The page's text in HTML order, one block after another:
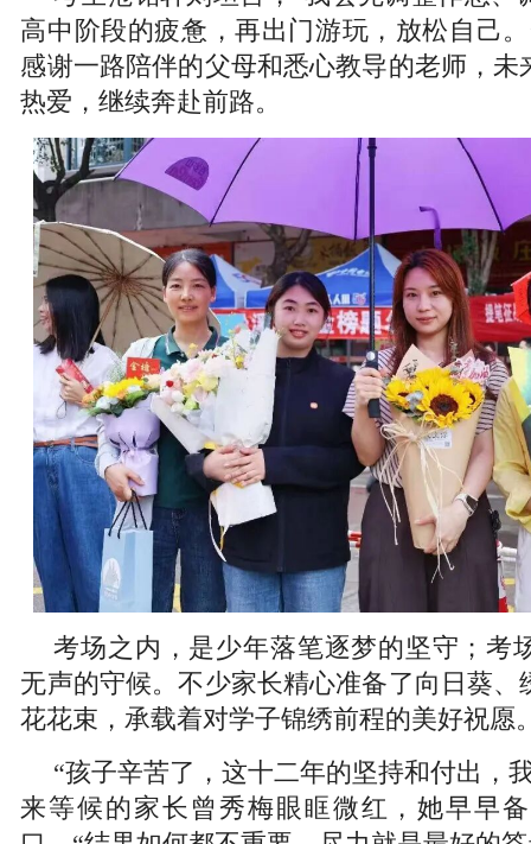
高中阶段的疲惫，再出门游玩，放松自己
感谢一路陪伴的父母和悉心教导的老师，未
热爱，继续奔赴前路。
考场之内，是少年落笔逐梦的坚守；考
无声的守候。不少家长精心准备了向日葵、
花花束，承载着对学子锦绣前程的美好祝愿
“孩子辛苦了，这十二年的坚持和付出，
来等候的家长曾秀梅眼眶微红，她早早